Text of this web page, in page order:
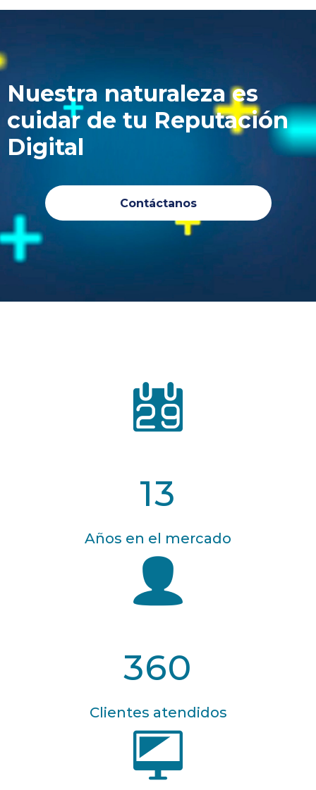
Nuestra naturaleza es
cuidar de tu Reputación
Digital
Contáctanos
13
Años en el mercado
360
Clientes atendidos